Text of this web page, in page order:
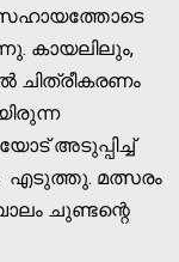
സഹായത്തോടെ
കായലിലും,
ചിത്രീകരണം
അടുപ്പിച്ച്
എടുത്തു. മത്സരം
ചുണ്ടന്റെ